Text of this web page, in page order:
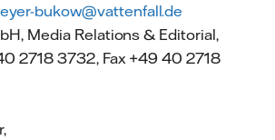
bukow@vattenfall.de
Media Relations & Editorial,
2718 3732, Fax +49 40 2718